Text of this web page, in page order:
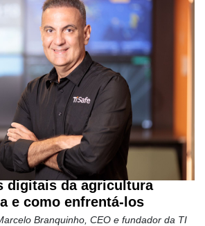
digitais da agricultura
e como enfrentá-los
Branquinho, CEO e fundador da TI